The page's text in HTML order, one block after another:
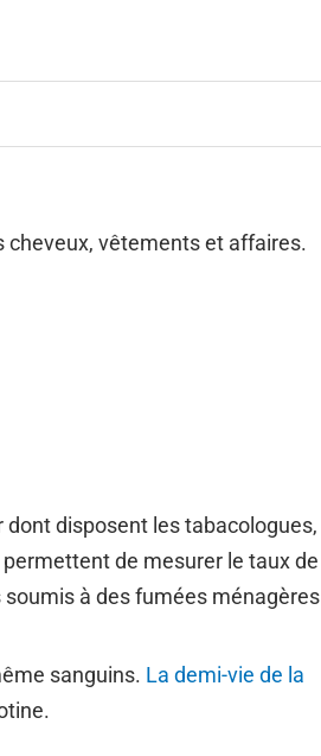
cheveux, vêtements et affaires.
dont disposent les tabacologues,
de mesurer le taux de
à des fumées ménagères
sanguins. La demi-vie de la